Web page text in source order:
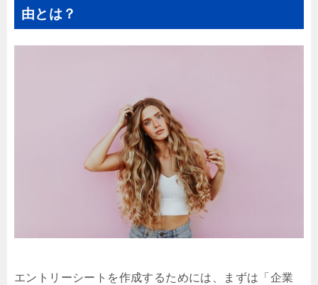
由とは？
エントリーシートを作成するためには、まずは「企業